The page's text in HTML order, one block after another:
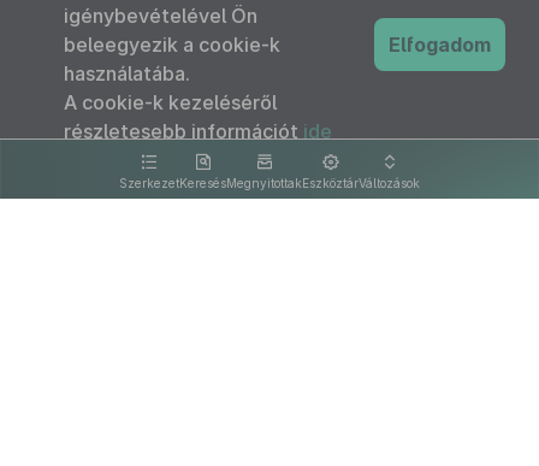
SzerkezetKeresésMegnyitottakEszköztárVáltozások
igénybevételével Ön
beleegyezik a cookie-k
használatába.
A cookie-k kezeléséről
részletesebb információt ide
kattintva olvashat.
Elfogadom